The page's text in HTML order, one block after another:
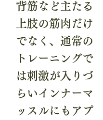
背筋など主たる
上肢の筋肉だけ
でなく、通常の
トレーニングで
は刺激が入りづ
らいインナーマ
ッスルにもアプ